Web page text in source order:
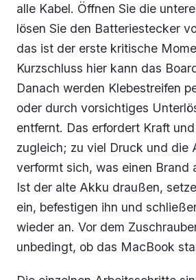
alle Kabel. Öffnen Sie die
lösen Sie den Batteriestecker
das ist der erste kritische
Kurzschluss hier kann das
Danach werden Klebestreifen
oder durch vorsichtiges
entfernt. Das erfordert Kraft
zugleich; zu viel Druck und die
verformt sich, was einen Brand
Ist der alte Akku draußen,
ein, befestigen ihn und
wieder an. Vor dem
unbedingt, ob das MacBook